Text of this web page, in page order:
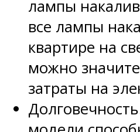
лампы
все лампы
квартире на
можно
затраты на